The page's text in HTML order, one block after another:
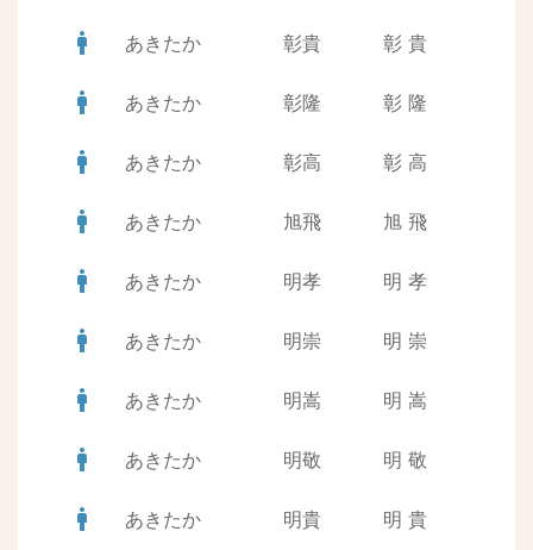
man あきたか 彰貴 彰 貴
man あきたか 彰隆 彰 隆
man あきたか 彰高 彰 高
man あきたか 旭飛 旭 飛
man あきたか 明孝 明 孝
man あきたか 明崇 明 崇
man あきたか 明嵩 明 嵩
man あきたか 明敬 明 敬
man あきたか 明貴 明 貴